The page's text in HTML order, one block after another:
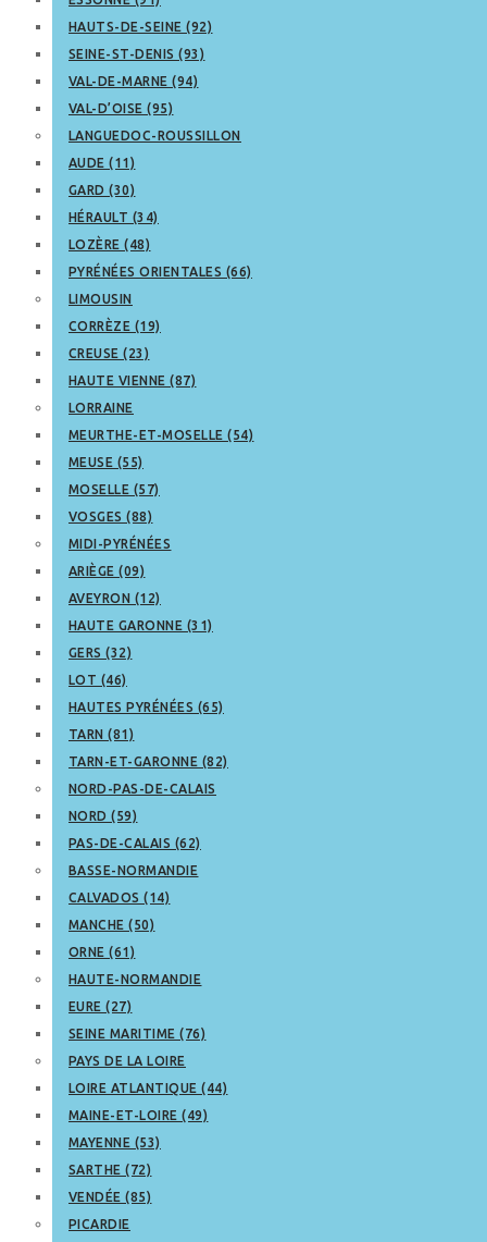
HAUTS-DE-SEINE (92)
SEINE-ST-DENIS (93)
VAL-DE-MARNE (94)
VAL-D’OISE (95)
LANGUEDOC-ROUSSILLON
AUDE (11)
GARD (30)
HÉRAULT (34)
LOZÈRE (48)
PYRÉNÉES ORIENTALES (66)
LIMOUSIN
CORRÈZE (19)
CREUSE (23)
HAUTE VIENNE (87)
LORRAINE
MEURTHE-ET-MOSELLE (54)
MEUSE (55)
MOSELLE (57)
VOSGES (88)
MIDI-PYRÉNÉES
ARIÈGE (09)
AVEYRON (12)
HAUTE GARONNE (31)
GERS (32)
LOT (46)
HAUTES PYRÉNÉES (65)
TARN (81)
TARN-ET-GARONNE (82)
NORD-PAS-DE-CALAIS
NORD (59)
PAS-DE-CALAIS (62)
BASSE-NORMANDIE
CALVADOS (14)
MANCHE (50)
ORNE (61)
HAUTE-NORMANDIE
EURE (27)
SEINE MARITIME (76)
PAYS DE LA LOIRE
LOIRE ATLANTIQUE (44)
MAINE-ET-LOIRE (49)
MAYENNE (53)
SARTHE (72)
VENDÉE (85)
PICARDIE